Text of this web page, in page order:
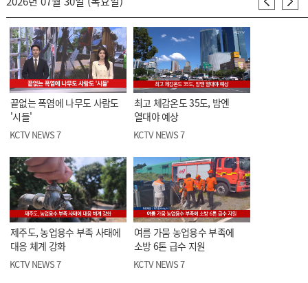
끝없는 폭염에 나무도 사람도
'시들'
KCTV NEWS 7
최고 체감온도 35도, 밤엔
열대야 예상
KCTV NEWS 7
제주도, 농업용수 부족 사태에
대응 체계 강화
KCTV NEWS 7
여름 가뭄 농업용수 부족에
소방 6톤 급수 지원
KCTV NEWS 7